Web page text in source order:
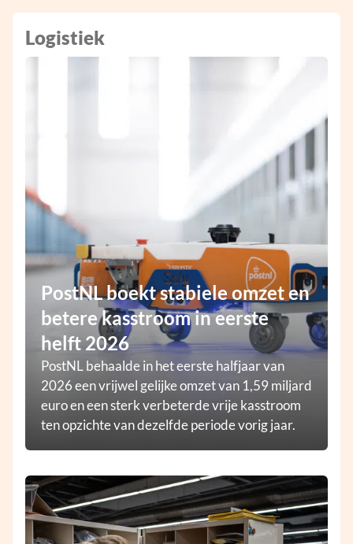
Logistiek
PostNL boekt stabiele omzet en
betere kasstroom in eerste
helft 2026
PostNL behaalde in het eerste halfjaar van
2026 een vrijwel gelijke omzet van 1,59 miljard
euro en een sterk verbeterde vrije kasstroom
ten opzichte van dezelfde periode vorig jaar.